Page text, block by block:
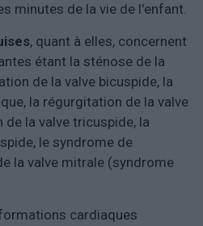
minutes de la vie de l'enfant.
, quant à elles, concernent
étant la sténose de la
de la valve bicuspide, la
la régurgitation de la valve
la valve tricuspide, la
le syndrome de
la valve mitrale (syndrome
cardiaques